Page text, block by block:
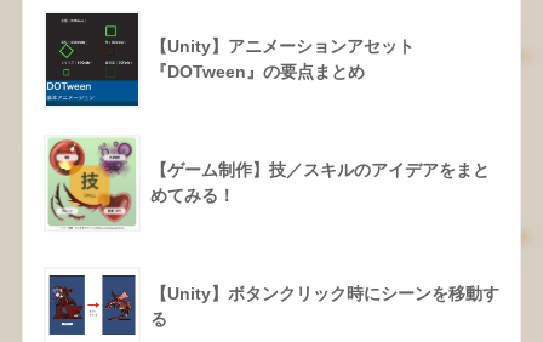
【Unity】アニメーションアセット
『DOTween』の要点まとめ
【ゲーム制作】技／スキルのアイデアをまと
めてみる！
【Unity】ボタンクリック時にシーンを移動す
る